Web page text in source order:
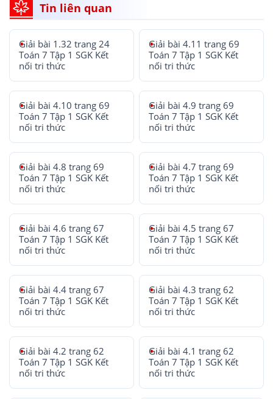
Tin liên quan
Giải bài 1.32 trang 24
Toán 7 Tập 1 SGK Kết
nối tri thức
Giải bài 4.11 trang 69
Toán 7 Tập 1 SGK Kết
nối tri thức
Giải bài 4.10 trang 69
Toán 7 Tập 1 SGK Kết
nối tri thức
Giải bài 4.9 trang 69
Toán 7 Tập 1 SGK Kết
nối tri thức
Giải bài 4.8 trang 69
Toán 7 Tập 1 SGK Kết
nối tri thức
Giải bài 4.7 trang 69
Toán 7 Tập 1 SGK Kết
nối tri thức
Giải bài 4.6 trang 67
Toán 7 Tập 1 SGK Kết
nối tri thức
Giải bài 4.5 trang 67
Toán 7 Tập 1 SGK Kết
nối tri thức
Giải bài 4.4 trang 67
Toán 7 Tập 1 SGK Kết
nối tri thức
Giải bài 4.3 trang 62
Toán 7 Tập 1 SGK Kết
nối tri thức
Giải bài 4.2 trang 62
Toán 7 Tập 1 SGK Kết
nối tri thức
Giải bài 4.1 trang 62
Toán 7 Tập 1 SGK Kết
nối tri thức